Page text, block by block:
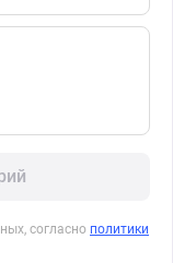
согласно политики